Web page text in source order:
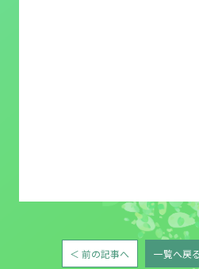
＜ 前の記事へ 一覧へ戻る